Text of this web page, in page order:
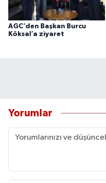
AGC’den Başkan Burcu
Köksal’a ziyaret
Yorumlar